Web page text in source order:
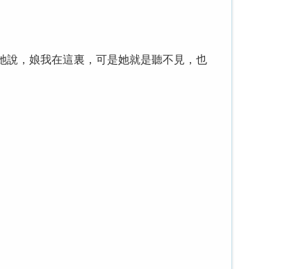
，娘我在這裏，可是她就是聽不見，也